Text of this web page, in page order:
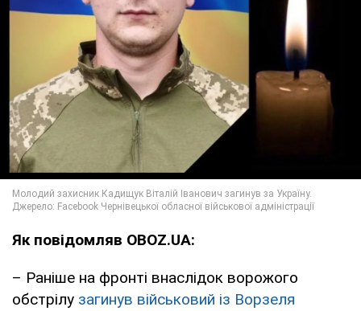
Як повідомляв OBOZ.UA:
– Раніше на фронті внаслідок ворожого
обстрілу загинув військовий із Ворзеля